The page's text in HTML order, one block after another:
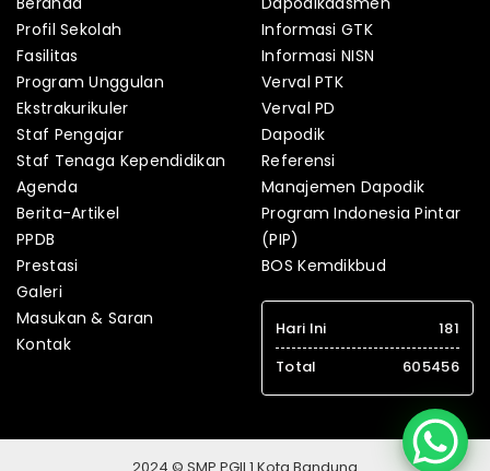
Profil Sekolah
Fasilitas
Program Unggulan
Ekstrakurikuler
Staf Pengajar
Staf Tenaga Kependidikan
Agenda
Berita-Artikel
PPDB
Prestasi
Galeri
Masukan & Saran
Kontak
Informasi GTK
Informasi NISN
Verval PTK
Verval PD
Dapodik
Referensi
Manajemen Dapodik
Program Indonesia Pintar
(PIP)
BOS Kemdikbud
Hari Ini
181
Total
605456